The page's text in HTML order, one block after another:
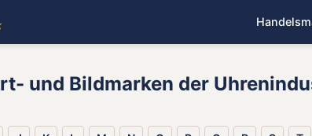
und Bildmarken der